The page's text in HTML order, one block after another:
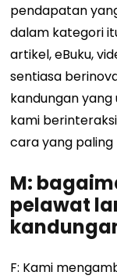
pendapatan
dalam kategori
artikel, eBuku,
sentiasa
kandungan
kami
cara yang
M:
pelawat
F: Kami